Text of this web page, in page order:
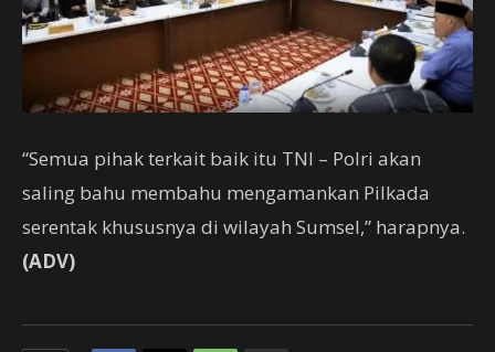
“Semua pihak terkait baik itu TNI – Polri akan
saling bahu membahu mengamankan Pilkada
serentak khususnya di wilayah Sumsel,” harapnya.
(ADV)